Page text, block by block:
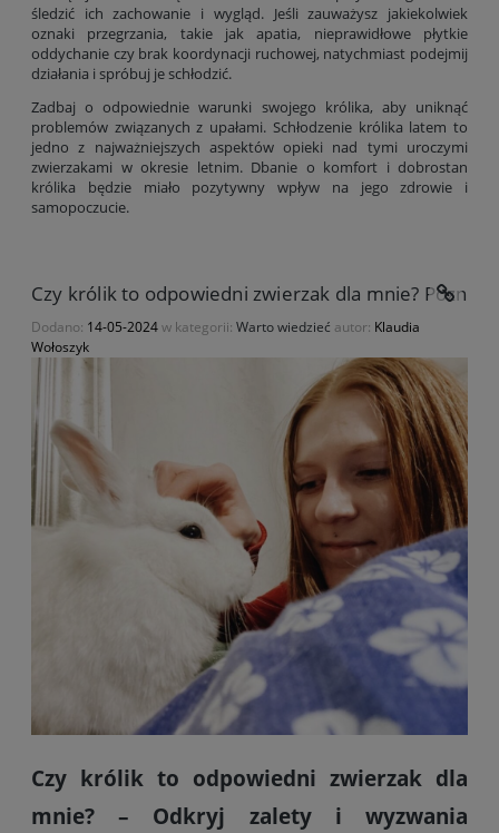
śledzić ich zachowanie i wygląd. Jeśli zauważysz jakiekolwiek
oznaki przegrzania, takie jak apatia, nieprawidłowe płytkie
oddychanie czy brak koordynacji ruchowej, natychmiast podejmij
działania i spróbuj je schłodzić.
Zadbaj o odpowiednie warunki swojego królika, aby uniknąć
problemów związanych z upałami. Schłodzenie królika latem to
jedno z najważniejszych aspektów opieki nad tymi uroczymi
zwierzakami w okresie letnim. Dbanie o komfort i dobrostan
królika będzie miało pozytywny wpływ na jego zdrowie i
samopoczucie.
Czy królik to odpowiedni zwierzak dla mnie? Poznaj
Dodano: 14-05-2024w kategorii: Warto wiedzieć autor: Klaudia
Wołoszyk
Czy królik to odpowiedni zwierzak dla
mnie? – Odkryj zalety i wyzwania